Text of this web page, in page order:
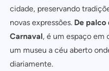
cidade, preservando
novas expressões. De palco
Carnaval, é um espaço
um museu a céu aberto
diariamente.